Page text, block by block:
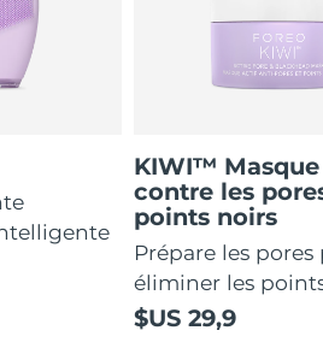
KIWI™
contre les
points noirs
Prépare les
éliminer les
$US 29,9